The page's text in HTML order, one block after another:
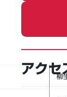
柳
アクセ